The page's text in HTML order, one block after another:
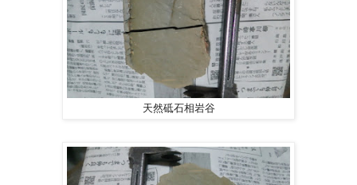
天然砥石相岩谷